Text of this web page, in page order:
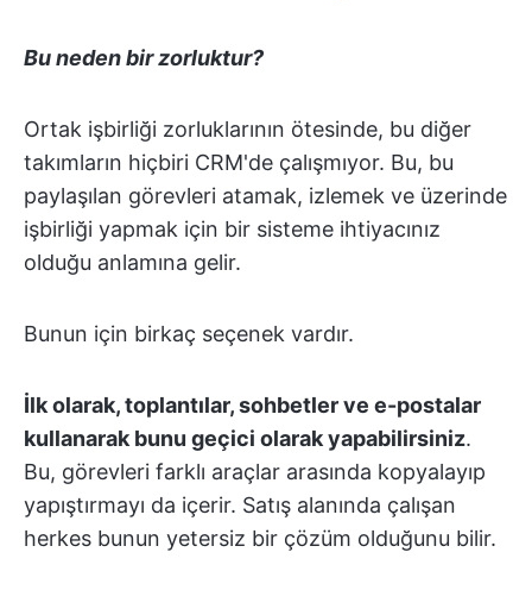
Bu neden bir zorluktur?
Ortak işbirliği zorluklarının ötesinde, bu diğer
takımların hiçbiri CRM'de çalışmıyor. Bu, bu
paylaşılan görevleri atamak, izlemek ve üzerinde
işbirliği yapmak için bir sisteme ihtiyacınız
olduğu anlamına gelir.
Bunun için birkaç seçenek vardır.
İlk olarak, toplantılar, sohbetler ve e-postalar
kullanarak bunu geçici olarak yapabilirsiniz.
Bu, görevleri farklı araçlar arasında kopyalayıp
yapıştırmayı da içerir. Satış alanında çalışan
herkes bunun yetersiz bir çözüm olduğunu bilir.